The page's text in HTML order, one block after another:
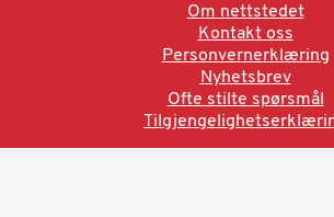
Om nettstedet
Kontakt oss
Personvernerklæring
Nyhetsbrev
Ofte stilte spørsmål